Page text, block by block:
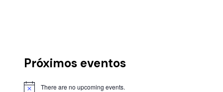
Próximos eventos
There are no upcoming events.